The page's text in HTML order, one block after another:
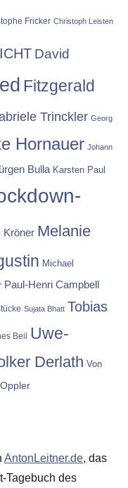
Fricker Christoph Leisten
David
Fitzgerald
Trinckler Georg
Hornauer Johann
Bulla Karsten Paul
Kröner Melanie
Michael
Paul-Henri Campbell
Sujata Bhatt Tobias
Beil
Uwe-
Derlath Von
AntonLeitner.de, das
Tagebuch des